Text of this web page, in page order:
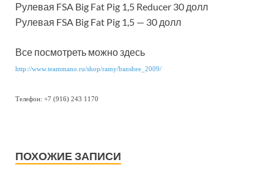
Рулевая FSA Big Fat Pig 1,5 Reducer 30 долл
Рулевая FSA Big Fat Pig 1,5 — 30 долл
Все посмотреть можно здесь
http://www.teammano.ru/shop/ramy/banshee_2009/
Телефон: +7 (916) 243 1170
ПОХОЖИЕ ЗАПИСИ